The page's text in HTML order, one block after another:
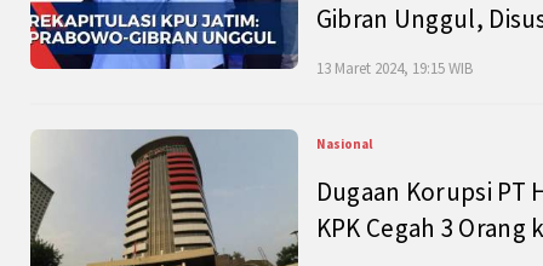
Gibran Unggul,
13 Maret 2024, 19:15 WIB
Nasional
Dugaan Korupsi PT
KPK Cegah 3 Orang